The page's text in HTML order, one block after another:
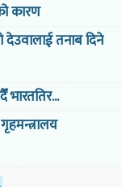
कारण
देउवालाई तनाब दिने
भारततिर...